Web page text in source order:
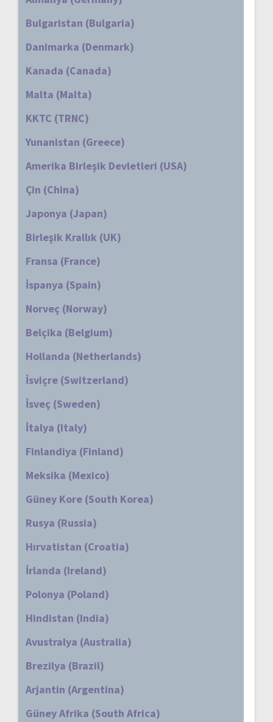
Bulgaristan (Bulgaria)
Danimarka (Denmark)
Kanada (Canada)
Malta (Malta)
KKTC (TRNC)
Yunanistan (Greece)
Amerika Birleşik Devletleri (USA)
Çin (China)
Japonya (Japan)
Birleşik Krallık (UK)
Fransa (France)
İspanya (Spain)
Norveç (Norway)
Belçika (Belgium)
Hollanda (Netherlands)
İsviçre (Switzerland)
İsveç (Sweden)
İtalya (Italy)
Finlandiya (Finland)
Meksika (Mexico)
Güney Kore (South Korea)
Rusya (Russia)
Hırvatistan (Croatia)
İrlanda (Ireland)
Polonya (Poland)
Hindistan (India)
Avustralya (Australia)
Brezilya (Brazil)
Arjantin (Argentina)
Güney Afrika (South Africa)